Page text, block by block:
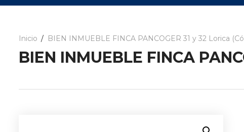
Inicio BIEN INMUEBLE FINCA PANCOGER 31 y 32 Lorica
BIEN INMUEBLE FINCA